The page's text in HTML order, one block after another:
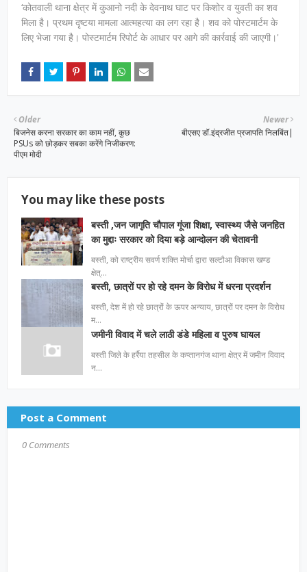
‘कोतवाली थाना क्षेत्र में कुआनो नदी के देवनाथ घाट पर किशोर व युवती का शव
मिला है। प्रथम दृष्टया मामला आत्महत्या का लग रहा है। शव को पोस्टमार्टम के
लिए भेजा गया है। पोस्टमार्टम रिपोर्ट के आधार पर आगे की कार्रवाई की जाएगी।'
Newer
बीएसए डॉ.इंद्रजीत प्रजापति निलबिंत|
Older
बिजनेस करना सरकार का काम नहीं, कुछ
PSUs को छोड़कर सबका करेंगे निजीकरण:
पीएम मोदी
You may like these posts
बस्ती ,जन जागृति चौपाल गूंजा शिक्षा, स्वास्थ्य जैसे जनहित
का मुद्दाः सरकार को दिया बड़े आन्दोलन की चेतावनी
बस्ती, को राष्ट्रीय सवर्ण शक्ति मोर्चा द्वारा सल्टौआ विकास खण्ड
क्षेत्…
बस्ती, छात्रों पर हो रहे दमन के विरोध में धरना प्रदर्शन
बस्ती, देश में हो रहे छात्रों के ऊपर अन्याय, छात्रों पर दमन के विरोध
म…
जमीनी विवाद में चले लाठी डंडे महिला व पुरुष घायल
बस्ती जिले के हर्रैया तहसील के कप्तानगंज थाना क्षेत्र में जमीन विवाद
न…
Post a Comment
0 Comments